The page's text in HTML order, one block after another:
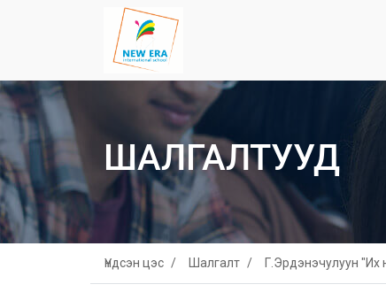
ШАЛГАЛТУУД
Үндсэн цэс Шалгалт Г.Эрдэнэчулуун